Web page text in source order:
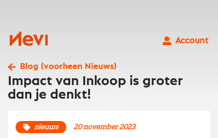
Nevi
Account
Blog (voorheen Nieuws)
Impact van Inkoop is groter
dan je denkt!
nieuws 20 november 2023